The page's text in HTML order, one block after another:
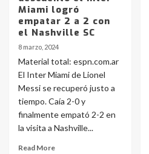
Miami logró
empatar 2 a 2 con
el Nashville SC
8 marzo, 2024
Material total: espn.com.ar
El Inter Miami de Lionel
Messi se recuperó justo a
tiempo. Caía 2-0 y
finalmente empató 2-2 en
la visita a Nashville...
Read More